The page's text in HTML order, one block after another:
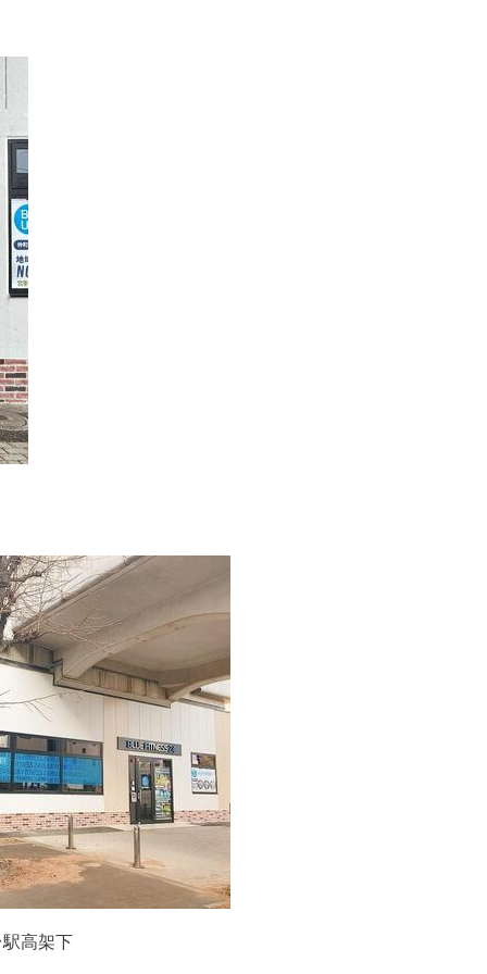
高架下